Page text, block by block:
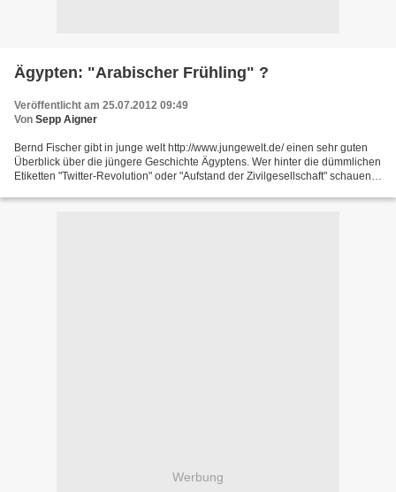
Ägypten: "Arabischer Frühling" ?
Veröffentlicht am 25.07.2012 09:49
Von Sepp Aigner
Bernd Fischer gibt in junge welt http://www.jungewelt.de/ einen sehr guten
Überblick über die jüngere Geschichte Ägyptens. Wer hinter die dümmlichen
Etiketten "Twitter-Revolution" oder "Aufstand der Zivilgesellschaft" schauen
Werbung